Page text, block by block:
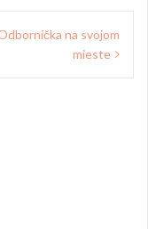
na svojom
mieste